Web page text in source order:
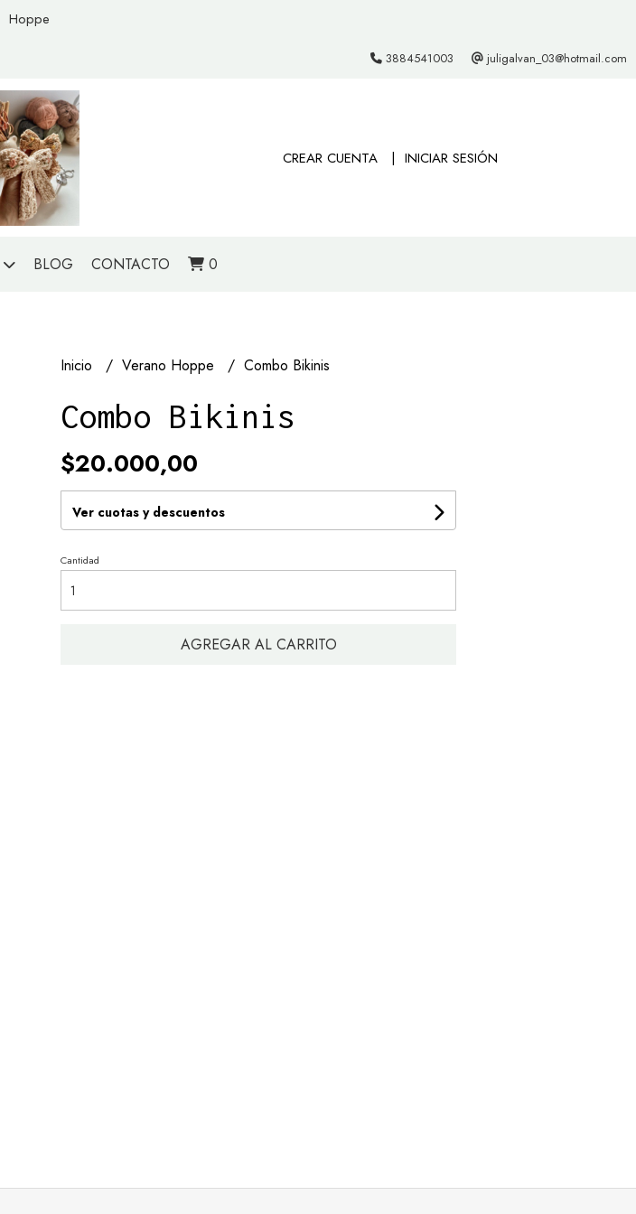
Hoppe
3884541003 juligalvan_03@hotmail.com
CREAR CUENTA INICIAR SESIÓN
BLOG CONTACTO 0
Inicio Verano Hoppe Combo Bikinis
Combo Bikinis
$20.000,00
Ver cuotas y descuentos
Cantidad
AGREGAR AL CARRITO